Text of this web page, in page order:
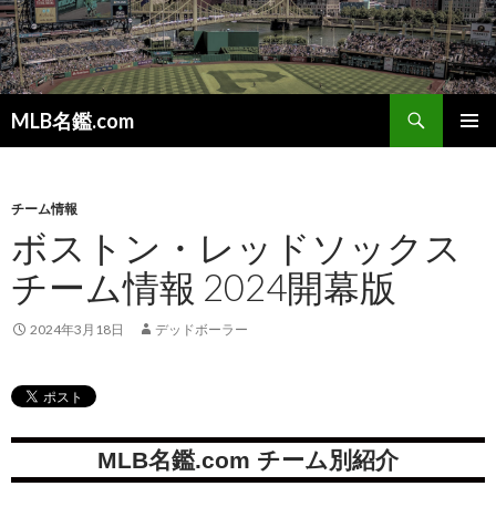
MLB名鑑.com
索
ン
へ
ス
キ
ッ
チーム情報
ボストン・レッドソックス
チーム情報 2024開幕版
2024年3月18日 デッドボーラー
MLB名鑑.com チーム別紹介